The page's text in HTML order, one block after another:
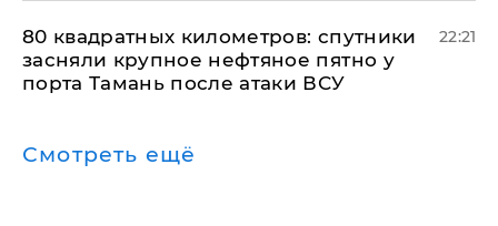
80 квадратных километров: спутники
засняли крупное нефтяное пятно у
порта Тамань после атаки ВСУ
22:21
Смотреть ещё